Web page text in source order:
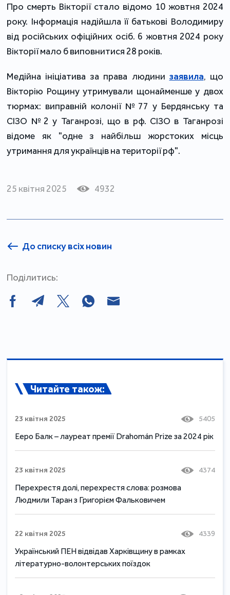
Про смерть Вікторії стало відомо 10 жовтня 2024
року. Інформація надійшла її батькові Володимиру
від російських офіційних осіб. 6 жовтня 2024 року
Вікторії мало б виповнитися 28 років.
Медійна ініціатива за права людини заявила, що
Вікторію Рощину утримували щонайменше у двох
тюрмах: виправній колонії №77 у Бердянську та
СІЗО №2 у Таганрозі, що в рф. СІЗО в Таганрозі
відоме як "одне з найбільш жорстоких місць
утримання для українців на території рф".
25 квітня 2025 4932
До списку всіх новин
Поділитись:
Читайте також:
23 квітня 2025 5405
Ееро Балк – лауреат премії Drahomán Prize за 2024 рік
23 квітня 2025 4374
Перехрестя долі, перехрестя слова: розмова
Людмили Таран з Григорієм Фальковичем
22 квітня 2025 4339
Український ПЕН відвідав Харківщину в рамках
літературно-волонтерських поїздок